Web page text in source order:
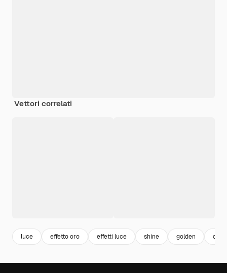
Vettori correlati
luce effetto oro effetti luce shine golden oro